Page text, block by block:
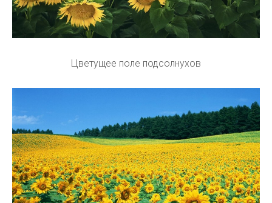
Цветущее поле подсолнухов